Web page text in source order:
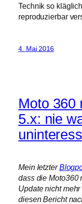
Technik so
reproduzierbar
4. Mai 2016
Moto 360
5.x: nie
Mein letzter
dass die Moto360
Update nicht
diesen Bericht